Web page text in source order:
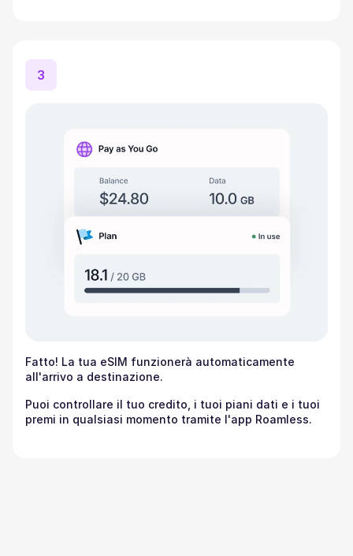
3
Fatto! La tua eSIM funzionerà automaticamente
all'arrivo a destinazione.
Puoi controllare il tuo credito, i tuoi piani dati e i tuoi
premi in qualsiasi momento tramite l'app Roamless.